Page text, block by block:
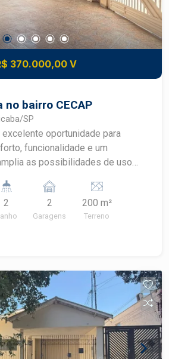
370.000,00 V
no bairro CECAP
SP
excelente oportunidade para
funcionalidade e um
as possibilidades de uso
Sala para 2 ambientes, com
receber familiares e amigos;
Banheiro social; Área de
imóvel oferece ambientes bem
aproveitamento dos
é um grande diferencial, ideal
criar um espaço
hóspedes, home office ou
que desejar.
2 2
Garagens
200 m²
Terreno